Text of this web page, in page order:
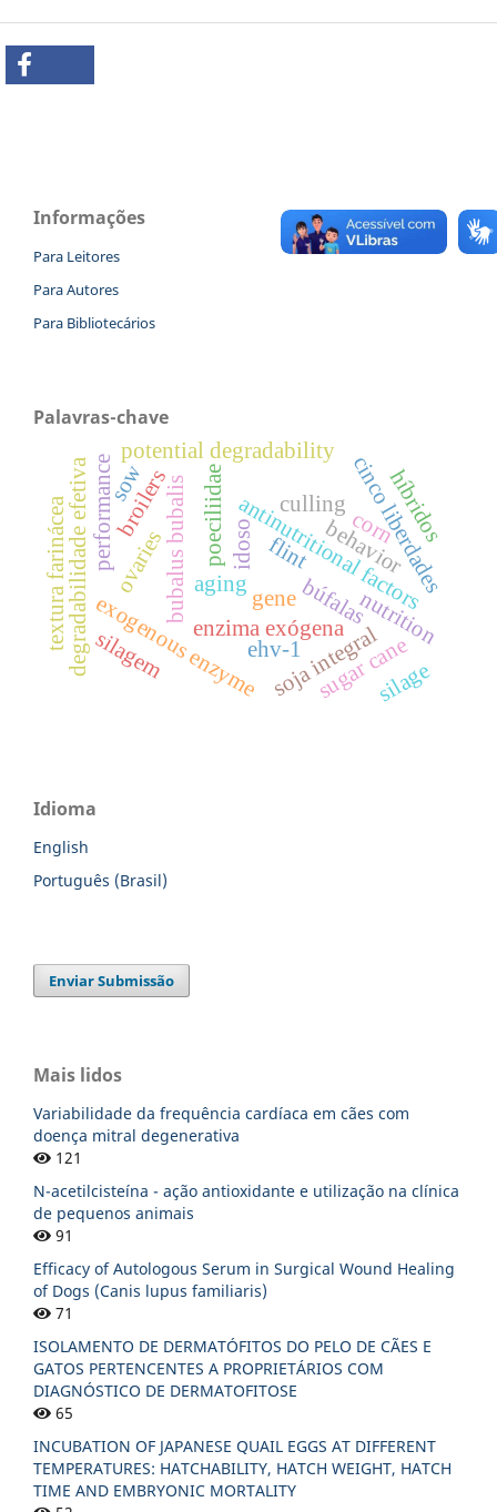
Informações
Para Leitores
Para Autores
Para Bibliotecários
Palavras-chave
poeciliidae
aging
gene búfalas
bubalus bubalis
enzima exógena
soja integral
antinutritional factors
broilers
exogenous enzyme
idoso behavior
cullingcinco liberdades
degradabilidade efetiva
potential degradability
sugar cane
ovaries
ehv-1
silagem
performance
nutrition
híbridos
textura farinácea corn
sow
flint
silage
Idioma
English
Português (Brasil)
Enviar Submissão
Mais lidos
Variabilidade da frequência cardíaca em cães com
doença mitral degenerativa
121
N-acetilcisteína - ação antioxidante e utilização na clínica
de pequenos animais
91
Efficacy of Autologous Serum in Surgical Wound Healing
of Dogs (Canis lupus familiaris)
71
ISOLAMENTO DE DERMATÓFITOS DO PELO DE CÃES E
GATOS PERTENCENTES A PROPRIETÁRIOS COM
DIAGNÓSTICO DE DERMATOFITOSE
65
INCUBATION OF JAPANESE QUAIL EGGS AT DIFFERENT
TEMPERATURES: HATCHABILITY, HATCH WEIGHT, HATCH
TIME AND EMBRYONIC MORTALITY